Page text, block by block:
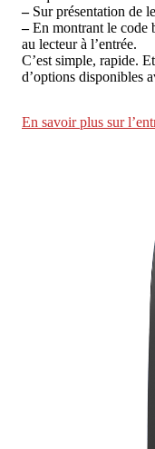
–Sur présentation de
–En montrant le code
au lecteur à l’entrée.
C’est simple, rapide.
d’options disponibles
En savoir plus sur